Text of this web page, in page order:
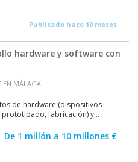
Publicado hace 10 meses
hardware y software con
EN MÁLAGA
de hardware (dispositivos
fabricación) y...
De 1 millón a 10 millones €